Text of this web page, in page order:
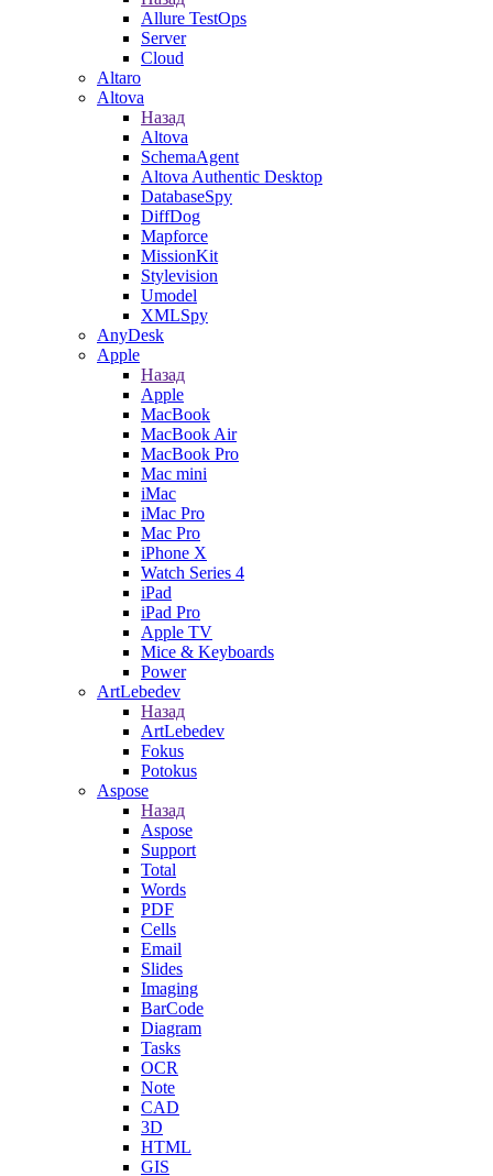
Allure TestOps
Server
Cloud
Altaro
Altova
Назад
Altova
SchemaAgent
Altova Authentic Desktop
DatabaseSpy
DiffDog
Mapforce
MissionKit
Stylevision
Umodel
XMLSpy
AnyDesk
Apple
Назад
Apple
MacBook
MacBook Air
MacBook Pro
Mac mini
iMac
iMac Pro
Mac Pro
iPhone X
Watch Series 4
iPad
iPad Pro
Apple TV
Mice & Keyboards
Power
ArtLebedev
Назад
ArtLebedev
Fokus
Potokus
Aspose
Назад
Aspose
Support
Total
Words
PDF
Cells
Email
Slides
Imaging
BarCode
Diagram
Tasks
OCR
Note
CAD
3D
HTML
GIS